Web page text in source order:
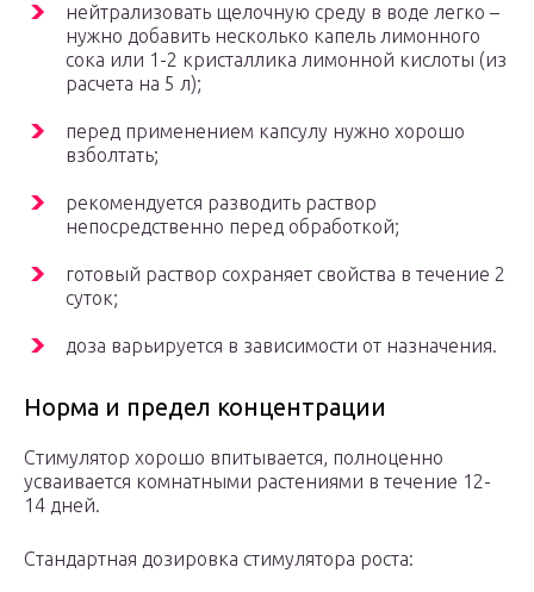
нейтрализовать щелочную среду в воде легко –
нужно добавить несколько капель лимонного
сока или 1-2 кристаллика лимонной кислоты (из
расчета на 5 л);
перед применением капсулу нужно хорошо
взболтать;
рекомендуется разводить раствор
непосредственно перед обработкой;
готовый раствор сохраняет свойства в течение 2
суток;
доза варьируется в зависимости от назначения.
Норма и предел концентрации
Стимулятор хорошо впитывается, полноценно
усваивается комнатными растениями в течение 12-
14 дней.
Стандартная дозировка стимулятора роста: